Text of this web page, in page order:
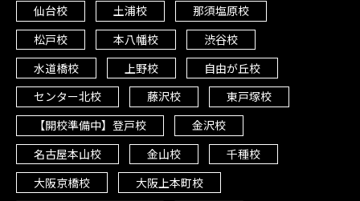
仙台校 土浦校
那須塩原校
松戸校
本八幡校
渋谷校
水道橋校
上野校
自由が丘校
センター北校
藤沢校
東戸塚校
【開校準備中】登戸校
金沢校
名古屋本山校
金山校
千種校
大阪京橋校
大阪上本町校